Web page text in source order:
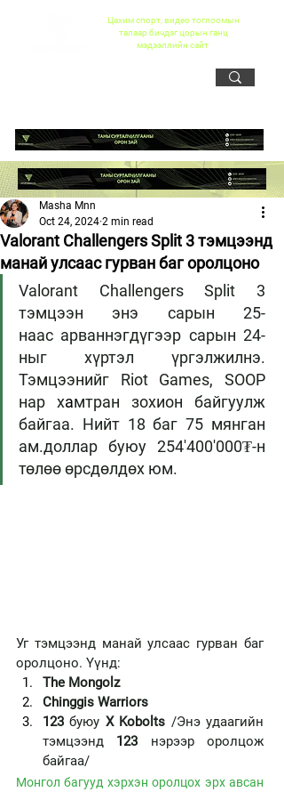
Цахим спорт, видео тоглоомын
талаар бичдэг цорын ганц
мэдээллийн сайт
Valorant Challengers Split 3 тэмцээнд
манай улсаас гурван баг оролцоно
Masha Mnn
Oct 24, 2024 2 min read
Valorant Challengers Split 3
тэмцээн энэ сарын 25-
наас арваннэгдүгээр сарын 24-
ныг хүртэл үргэлжилнэ.
Тэмцээнийг Riot Games, SOOP
нар хамтран зохион байгуулж
байгаа. Нийт 18 баг 75 мянган
ам.доллар буюу 254'400'000₮-н
төлөө өрсдөлдөх юм.
Уг тэмцээнд манай улсаас гурван баг
оролцоно. Үүнд:
The Mongolz
Chinggis Warriors
123 буюу X Kobolts /Энэ удаагийн
тэмцээнд 123 нэрээр оролцож
байгаа/
Монгол багууд хэрхэн оролцох эрх авсан